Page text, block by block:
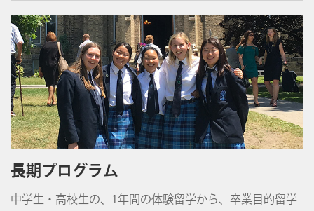
長期プログラム
中学生・高校生の、1年間の体験留学から、卒業目的留学